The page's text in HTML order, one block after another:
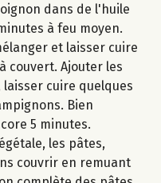
dans de l'huile
à feu moyen.
et laisser cuire
couvert. Ajouter les
laisser cuire quelques
Bien
5 minutes.
les pâtes,
couvrir en remuant